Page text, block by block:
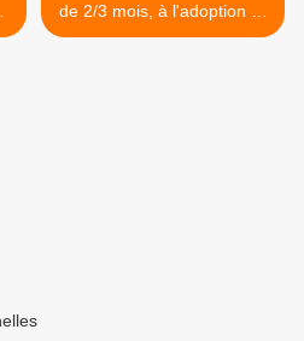
de 2/3 mois, à l'adoption ->
adopté >